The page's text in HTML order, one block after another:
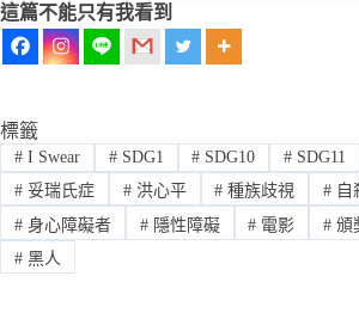
這篇不能只有我看到
標籤
#I Swear #SDG1 # SDG10 # SDG11
#妥瑞氏症 #洪心平 # 種族歧視 # 自
#身心障礙者 #隱性障礙 # 電影 # 頒
#黑人